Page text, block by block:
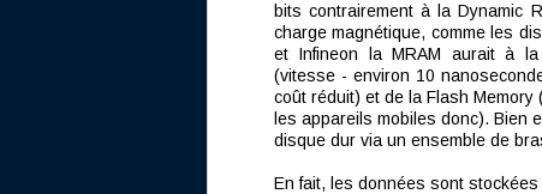
bits contrairement à la Dynamic
charge magnétique, comme les
et Infineon la MRAM aurait à
(vitesse - environ 10
coût réduit) et de la Flash
les appareils mobiles donc). Bien
disque dur via un ensemble de
En fait, les données sont